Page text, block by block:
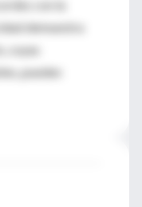
con la
demuestra
cuyas
pueden